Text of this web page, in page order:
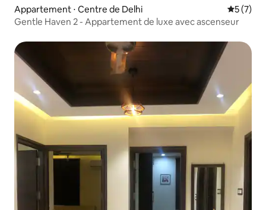
Appartement ⋅ Centre de Delhi
5 (7)
Gentle Haven 2 - Appartement de luxe avec ascenseur